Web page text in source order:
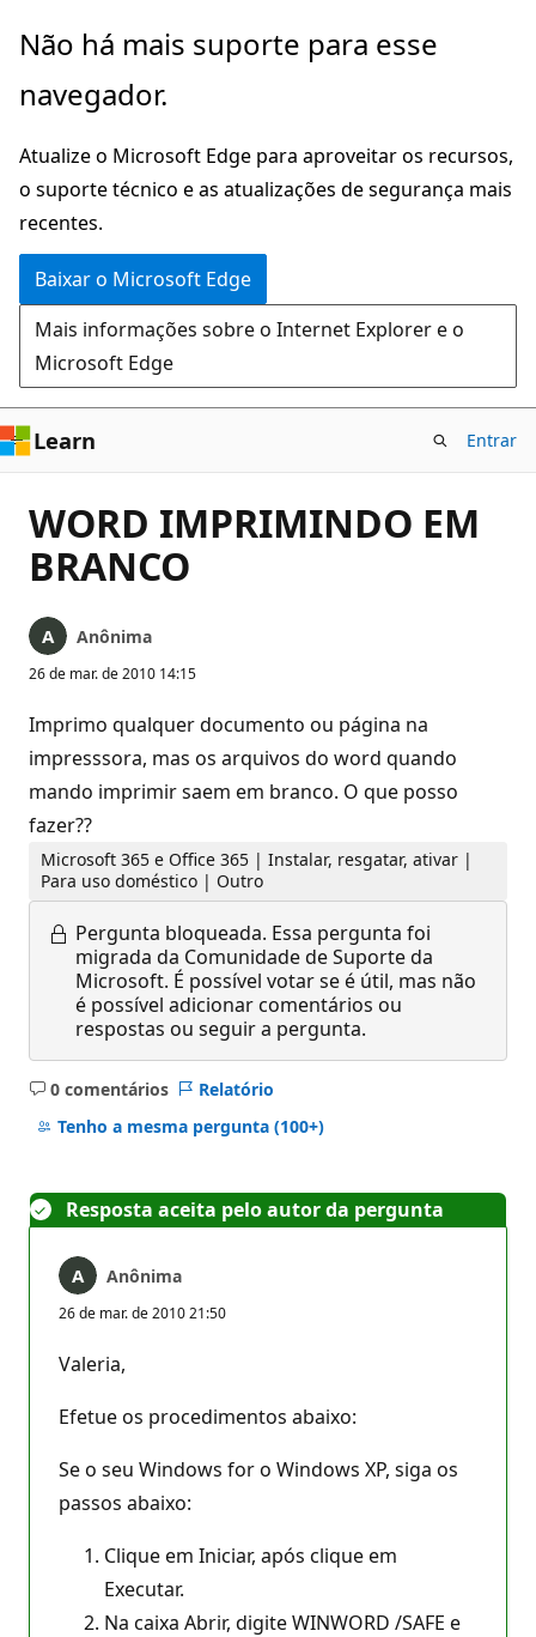
Pular
o
principal
Não há mais suporte para esse
navegador.
Atualize o Microsoft Edge para aproveitar os recursos,
o suporte técnico e as atualizações de segurança mais
recentes.
Baixar o Microsoft Edge
Mais informações sobre o Internet Explorer e o
Microsoft Edge
Learn Entrar
WORD IMPRIMINDO EM
BRANCO
Anônima
26 de mar. de 2010 14:15
Imprimo qualquer documento ou página na
impresssora, mas os arquivos do word quando
mando imprimir saem em branco. O que posso
fazer??
Microsoft 365 e Office 365 | Instalar, resgatar, ativar |
Para uso doméstico | Outro
Pergunta bloqueada. Essa pergunta foi
migrada da Comunidade de Suporte da
Microsoft. É possível votar se é útil, mas não
é possível adicionar comentários ou
respostas ou seguir a pergunta.
0 comentários
Sem
comentários
Relatório
Tenho a mesma pergunta (100+)
Resposta aceita pelo autor da pergunta
Anônima
26 de mar. de 2010 21:50
Valeria,
Efetue os procedimentos abaixo:
Se o seu Windows for o Windows XP, siga os
passos abaixo:
Clique em Iniciar, após clique em
Executar.
Na caixa Abrir, digite WINWORD /SAFE e